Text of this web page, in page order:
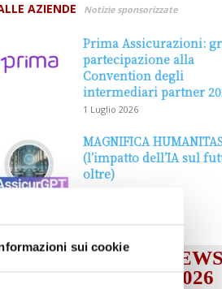
sui cookie
AZIENDE Notizie sponsorizzate
Prima Assicurazioni:
partecipazione alla
Convention degli
intermediari partner
1 Luglio 2026
MAGNIFICA
(l’impatto dell’IA sul
oltre)
MENSILE ASSINEWS
AGOSTO 2026